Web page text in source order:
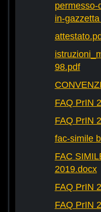
permesso-
in-
98.pdf
FAQ PrIN
FAQ PrIN
fac-simile
FAC
2019.docx
FAQ PrIN
FAQ PrIN